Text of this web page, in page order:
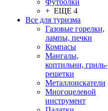
Футболки
+ ЕЩЕ 4
Все для туризма
Газовые горелки,
лампы, печки
Компасы
Мангалы,
коптильни, гриль-
решетки
Металлоискатели
Многоцелевой
инструмент